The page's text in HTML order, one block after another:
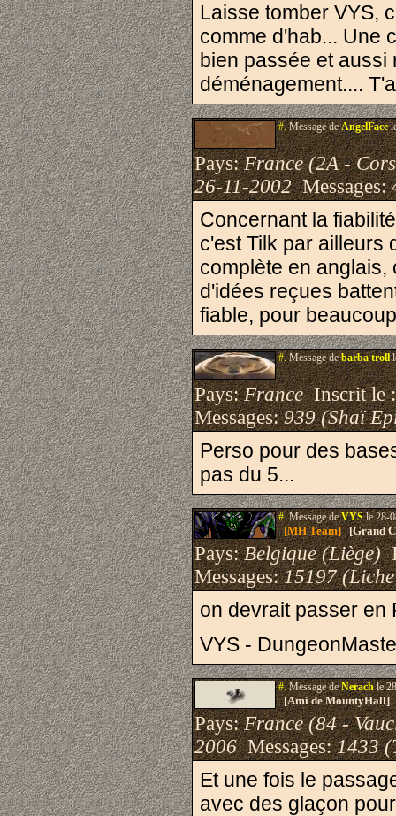
Laisse tomber VYS,
comme d'hab... Une
bien passée et aussi
déménagement....
#.Message deAngelFace
Pays:France (2A -
26-11-2002Messages:
Concernant la
c'est Tilk par ailleurs
complète en anglais,
d'idées reçues
fiable, pour
#.Message debarba troll
Pays:FranceInscrit le
Messages:939 (Shaï
Perso pour des
pas du 5...
#.Message deVYSle 28-
[MH Team][Grand
Pays:Belgique (Liège)
Messages:15197
on devrait passer en
VYS -
#.Message deNerachle
[Ami de MountyHall]
Pays:France (84 -
2006Messages:1433
Et une fois le
avec des glaçon